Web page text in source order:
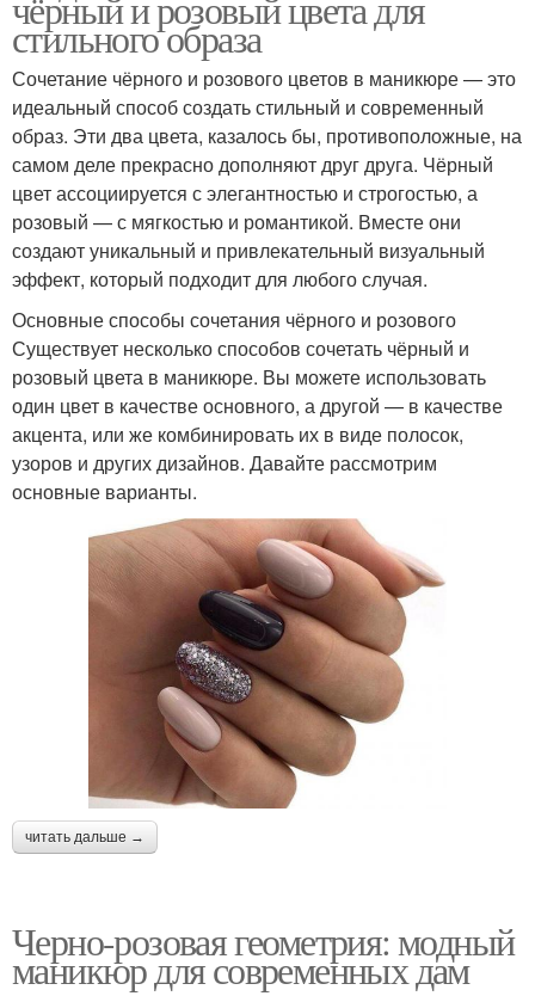
стильного образа
Сочетание чёрного и розового цветов в маникюре — это
идеальный способ создать стильный и современный
образ. Эти два цвета, казалось бы, противоположные, на
самом деле прекрасно дополняют друг друга. Чёрный
цвет ассоциируется с элегантностью и строгостью, а
розовый — с мягкостью и романтикой. Вместе они
создают уникальный и привлекательный визуальный
эффект, который подходит для любого случая.
Основные способы сочетания чёрного и розового
Существует несколько способов сочетать чёрный и
розовый цвета в маникюре. Вы можете использовать
один цвет в качестве основного, а другой — в качестве
акцента, или же комбинировать их в виде полосок,
узоров и других дизайнов. Давайте рассмотрим
основные варианты.
читать дальше →
Черно-розовая геометрия: модный
маникюр для современных дам